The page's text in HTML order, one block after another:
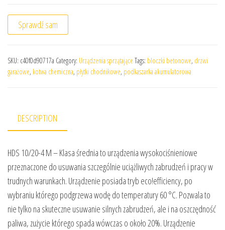
Sprawdź sam
SKU: c40f0d90717a Category: Urządzenia sprzątające Tags: bloczki betonowe, drzwi
garażowe, kotwa chemiczna, płytki chodnikowe, podkaszarka akumulatorowa
DESCRIPTION
HDS 10/20-4 M – Klasa średnia to urządzenia wysokociśnieniowe
przeznaczone do usuwania szczególnie uciążliwych zabrudzeń i pracy w
trudnych warunkach. Urządzenie posiada tryb eco!efficiency, po
wybraniu którego podgrzewa wodę do temperatury 60 °C. Pozwala to
nie tylko na skuteczne usuwanie silnych zabrudzeń, ale i na oszczędność
paliwa, zużycie którego spada wówczas o około 20%. Urządzenie